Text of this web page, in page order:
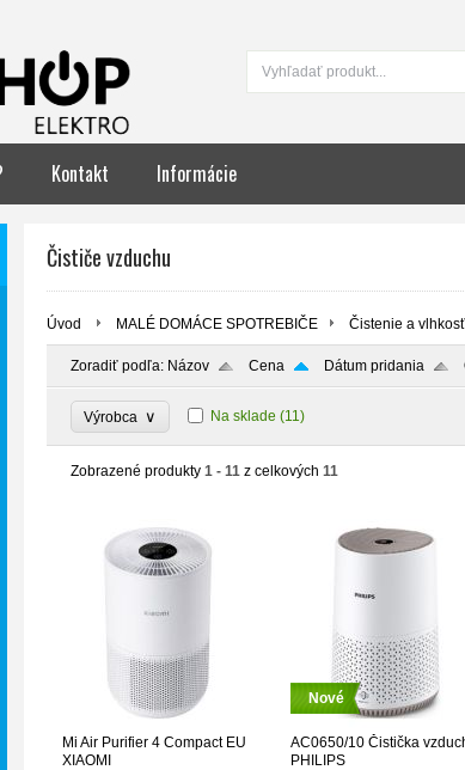
Kontakt Informácie
Čističe vzduchu
Úvod MALÉ DOMÁCE SPOTREBIČE Čistenie a
Zoradiť podľa: Názov Cena Dátum pridania
Výrobca ∨ Na sklade (11)
Zobrazené produkty 1 - 11 z celkových 11
Mi Air Purifier 4 Compact EU
XIAOMI
Nové
AC0650/10 Čistička
PHILIPS